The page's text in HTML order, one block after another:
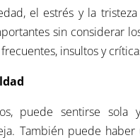
el estrés y la
sin considerar
insultos y
puede sentirse
También puede